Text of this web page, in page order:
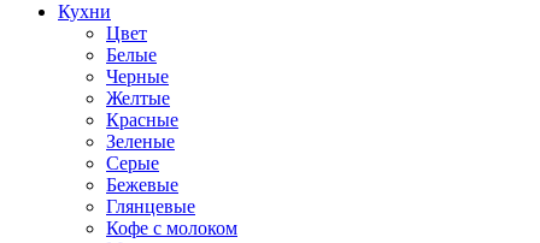
Кухни
Цвет
Белые
Черные
Желтые
Красные
Зеленые
Серые
Бежевые
Глянцевые
Кофе с молоком